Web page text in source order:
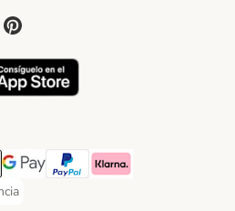
Payment Method
Payment Method
Google Pay Payment Method
PayPal Payment Method
Klarna Payment Method
Payment Method